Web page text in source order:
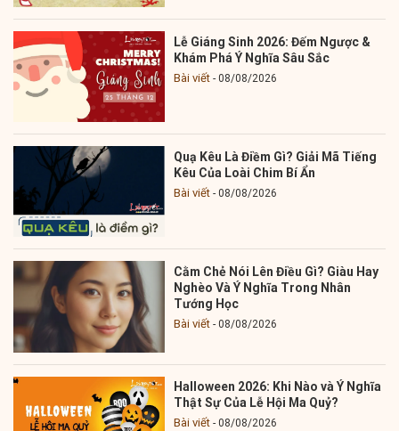
Lễ Giáng Sinh 2026: Đếm Ngược &
Khám Phá Ý Nghĩa Sâu Sắc
Bài viết 08/08/2026
Quạ Kêu Là Điềm Gì? Giải Mã Tiếng
Kêu Của Loài Chim Bí Ẩn
Bài viết 08/08/2026
Cằm Chẻ Nói Lên Điều Gì? Giàu Hay
Nghèo Và Ý Nghĩa Trong Nhân
Tướng Học
Bài viết 08/08/2026
Halloween 2026: Khi Nào và Ý Nghĩa
Thật Sự Của Lễ Hội Ma Quỷ?
Bài viết 08/08/2026